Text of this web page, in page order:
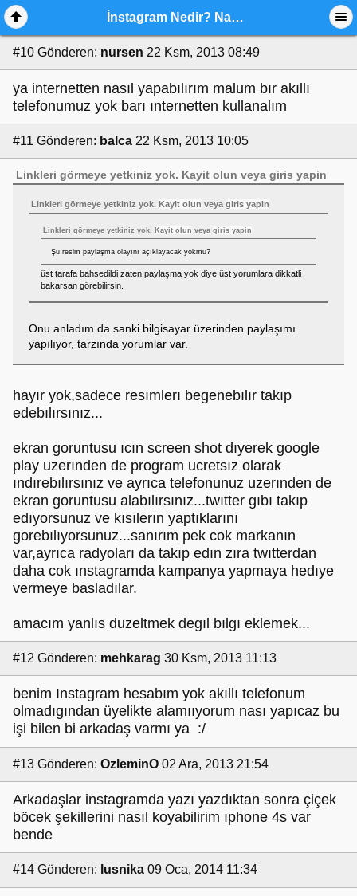
İnstagram Nedir? Nasıl Kullanılır?
#10 Gönderen: nursen 22 Ksm, 2013 08:49
ya internetten nasıl yapabılırım malum bır akıllı
telefonumuz yok barı ınternetten kullanalım
#11 Gönderen: balca 22 Ksm, 2013 10:05
Linkleri görmeye yetkiniz yok. Kayit olun veyagiris yapin
Linkleri görmeye yetkiniz yok. Kayit olun veyagiris yapin
Linkleri görmeye yetkiniz yok. Kayit olun veyagiris yapin
Şu resim paylaşma olayını açıklayacak yokmu?
üst tarafa bahsedildi zaten paylaşma yok diye üst yorumlara dikkatli
bakarsan görebilirsin.
Onu anladım da sanki bilgisayar üzerinden paylaşımı
yapılıyor, tarzında yorumlar var.
hayır yok,sadece resımlerı begenebılır takıp
edebılırsınız...
ekran goruntusu ıcın screen shot dıyerek google
play uzerınden de program ucretsız olarak
ındırebılırsınız ve ayrıca telefonunuz uzerınden de
ekran goruntusu alabılırsınız...twıtter gıbı takıp
edıyorsunuz ve kısılerın yaptıklarını
gorebılıyorsunuz...sanırım pek cok markanın
var,ayrıca radyoları da takıp edın zıra twıtterdan
daha cok ınstagramda kampanya yapmaya hedıye
vermeye basladılar.
amacım yanlıs duzeltmek degıl bılgı eklemek...
#12 Gönderen: mehkarag 30 Ksm, 2013 11:13
benim Instagram hesabım yok akıllı telefonum
olmadıgından üyelikte alamııyorum nası yapıcaz bu
işi bilen bi arkadaş varmı ya :/
#13 Gönderen: OzleminO 02 Ara, 2013 21:54
Arkadaşlar instagramda yazı yazdıktan sonra çiçek
böcek şekillerini nasıl koyabilirim ıphone 4s var
bende
#14 Gönderen: lusnika 09 Oca, 2014 11:34